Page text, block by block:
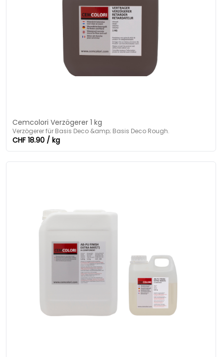
Cemcolori Verzögerer 1 kg
Verzögerer für Basis Deco &amp; Basis Deco Rough.
CHF 18.90 / kg